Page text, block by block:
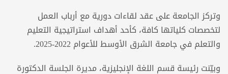
وتركز الجامعة على عقد لقاءات دورية مع أرباب العمل
لتخصصات كلياتها كافة، كأحد أهداف استراتيجية التعليم
والتعلم في جامعة الشرق الأوسط للأعوام 2022-2025.
وبيّنت رئيسة قسم اللغة الإنجليزية، مديرة الجلسة الدكتورة